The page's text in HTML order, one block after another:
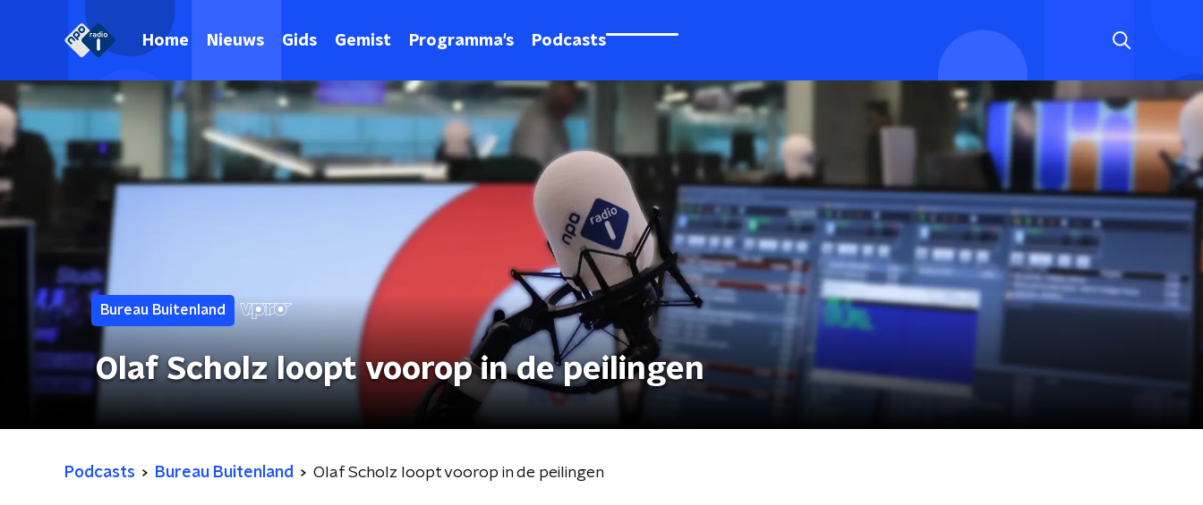
Home Nieuws Gids Gemist Programma's Podcasts
Bureau Buitenland
Olaf Scholz loopt voorop in de peilingen
Podcasts Bureau Buitenland Olaf Scholz loopt voorop in de peilingen